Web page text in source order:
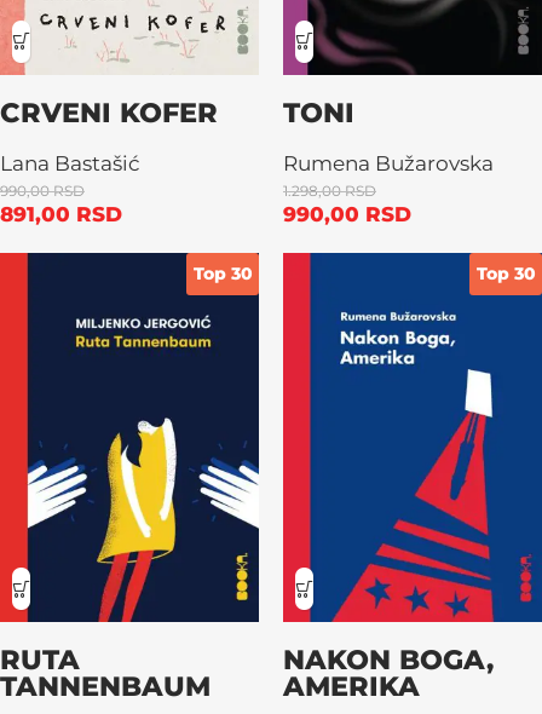
CRVENI KOFER
Lana Bastašić
990,00RSD
891,00 RSD
TONI
Rumena Bužarovska
1.298,00RSD
990,00 RSD
Top 30
RUTA
TANNENBAUM
Top 30
NAKON BOGA,
AMERIKA